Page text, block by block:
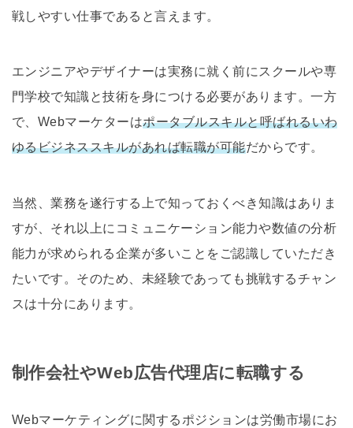
戦しやすい仕事であると言えます。
エンジニアやデザイナーは実務に就く前にスクールや専
門学校で知識と技術を身につける必要があります。一方
で、Webマーケターはポータブルスキルと呼ばれるいわ
ゆるビジネススキルがあれば転職が可能だからです。
当然、業務を遂行する上で知っておくべき知識はありま
すが、それ以上にコミュニケーション能力や数値の分析
能力が求められる企業が多いことをご認識していただき
たいです。そのため、未経験であっても挑戦するチャン
スは十分にあります。
制作会社やWeb広告代理店に転職する
Webマーケティングに関するポジションは労働市場にお